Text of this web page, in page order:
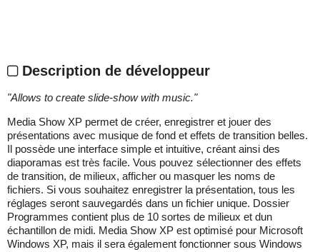
Description de développeur
"Allows to create slide-show with music."
Media Show XP permet de créer, enregistrer et jouer des
présentations avec musique de fond et effets de transition belles.
Il possède une interface simple et intuitive, créant ainsi des
diaporamas est très facile. Vous pouvez sélectionner des effets
de transition, de milieux, afficher ou masquer les noms de
fichiers. Si vous souhaitez enregistrer la présentation, tous les
réglages seront sauvegardés dans un fichier unique. Dossier
Programmes contient plus de 10 sortes de milieux et dun
échantillon de midi. Media Show XP est optimisé pour Microsoft
Windows XP, mais il sera également fonctionner sous Windows